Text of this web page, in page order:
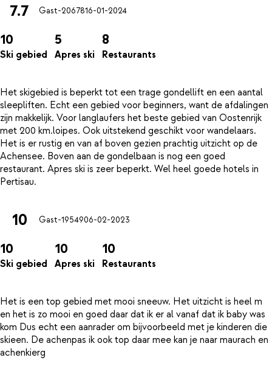
7.7 Gast-2067816-01-2024
10
Ski gebied
5
Apres ski
8
Restaurants
Het skigebied is beperkt tot een trage gondellift en een aantal
sleepliften. Echt een gebied voor beginners, want de afdalingen
zijn makkelijk. Voor langlaufers het beste gebied van Oostenrijk
met 200 km.loipes. Ook uitstekend geschikt voor wandelaars.
Het is er rustig en van af boven gezien prachtig uitzicht op de
Achensee. Boven aan de gondelbaan is nog een goed
restaurant. Apres ski is zeer beperkt. Wel heel goede hotels in
10 Gast-1954906-02-2023
10
Ski gebied
10
Apres ski
10
Restaurants
Het is een top gebied met mooi sneeuw. Het uitzicht is heel m
en het is zo mooi en goed daar dat ik er al vanaf dat ik baby was
kom Dus echt een aanrader om bijvoorbeeld met je kinderen die
skieen. De achenpas ik ook top daar mee kan je naar maurach en